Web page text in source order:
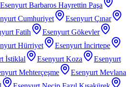
Esenyurt Barbaros Hayrettin Paşa
Cumhuriyet
Esenyurt Çınar
Fatih
Esenyurt Gökevler
Hürriyet
Esenyurt İncirtepe
İstiklal Esenyurt Koza
Esenyurt
Mehterçeşme
Esenyurt Mevlana